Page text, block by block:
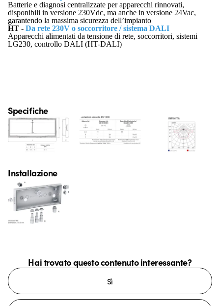
Batterie e diagnosi centralizzate per apparecchi rinnovati,
disponibili in versione 230Vdc, ma anche in versione 24Vac,
garantendo la massima sicurezza dell’impianto
HT - Da rete 230V o soccorritore / sistema DALI
Apparecchi alimentati da tensione di rete, soccorritori, sistemi
LG230, controllo DALI (HT-DALI)
Specifiche
Installazione
Hai trovato questo contenuto interessante?
Sì